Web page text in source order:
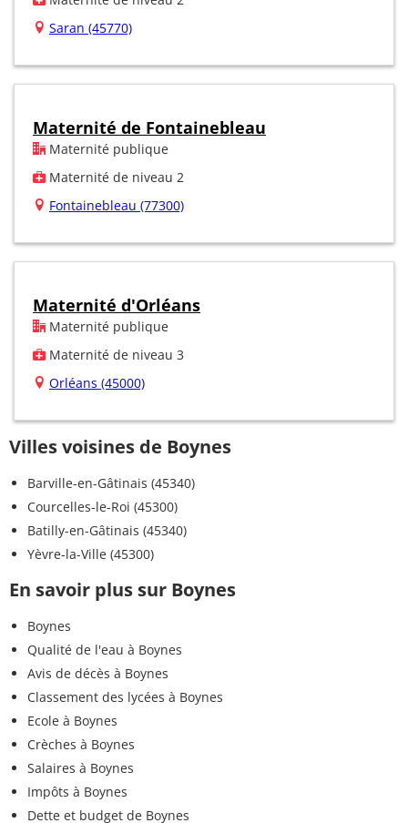
Saran (45770)
Maternité de Fontainebleau
Maternité publique
Maternité de niveau 2
Fontainebleau (77300)
Maternité d'Orléans
Maternité publique
Maternité de niveau 3
Orléans (45000)
Villes voisines de Boynes
Barville-en-Gâtinais (45340)
Courcelles-le-Roi (45300)
Batilly-en-Gâtinais (45340)
Yèvre-la-Ville (45300)
En savoir plus sur Boynes
Boynes
Qualité de l'eau à Boynes
Avis de décès à Boynes
Classement des lycées à Boynes
Ecole à Boynes
Crèches à Boynes
Salaires à Boynes
Impôts à Boynes
Dette et budget de Boynes